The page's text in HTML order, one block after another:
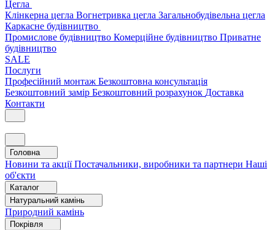
Цегла
Клінкерна цегла Вогнетривка цегла Загальнобудівельна цегла
Каркасне будівництво
Промислове будівництво Комерційне будівництво Приватне
будівництво
SALE
Послуги
Професійний монтаж Безкоштовна консультація
Безкоштовний замір Безкоштовний розрахунок Доставка
Контакти
Головна
Новини та акціїПостачальники, виробники та партнери Наші
об'єкти
Каталог
Натуральний камінь
Природний камінь
Покрівля